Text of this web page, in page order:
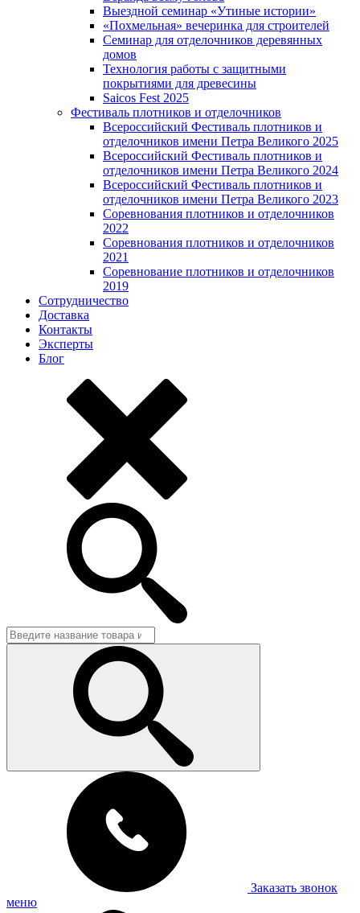
Выездной семинар «Утиные истории»
«Похмельная» вечеринка для строителей
Семинар для отделочников деревянных
домов
Технология работы с защитными
покрытиями для древесины
Saicos Fest 2025
Фестиваль плотников и отделочников
Всероссийский Фестиваль плотников и
отделочников имени Петра Великого 2025
Всероссийский Фестиваль плотников и
отделочников имени Петра Великого 2024
Всероссийский Фестиваль плотников и
отделочников имени Петра Великого 2023
Соревнования плотников и отделочников
2022
Соревнования плотников и отделочников
2021
Соревнование плотников и отделочников
2019
Сотрудничество
Доставка
Контакты
Эксперты
Блог
Заказать звонок
меню